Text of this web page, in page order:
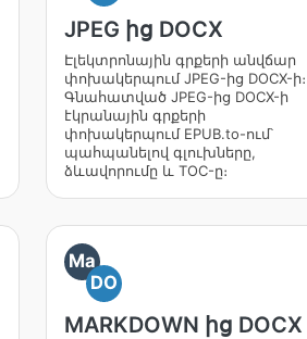
JPEG ից DOCX
Էլեկտրոնային գրքերի անվճար
փոխակերպում JPEG-ից DOCX-ի։
Գնահատված JPEG-ից DOCX-ի
էկրանային գրքերի
փոխակերպում EPUB.to-ում՝
պահպանելով գլուխները,
ձևավորումը և TOC-ը։
Ma
DO
MARKDOWN ից DOCX